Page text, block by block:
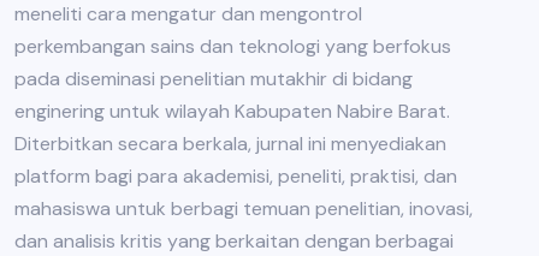
meneliti cara mengatur dan mengontrol
perkembangan sains dan teknologi yang berfokus
pada diseminasi penelitian mutakhir di bidang
enginering untuk wilayah Kabupaten Nabire Barat.
Diterbitkan secara berkala, jurnal ini menyediakan
platform bagi para akademisi, peneliti, praktisi, dan
mahasiswa untuk berbagi temuan penelitian, inovasi,
dan analisis kritis yang berkaitan dengan berbagai